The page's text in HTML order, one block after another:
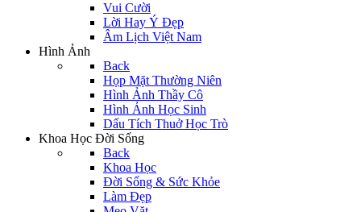
Vui Cười
Lời Hay Ý Đẹp
Âm Lịch Việt Nam
Hình Ảnh
Back
Họp Mặt Thường Niên
Hình Ảnh Thầy Cô
Hình Ảnh Học Sinh
Dấu Tích Thuở Học Trò
Khoa Học Đời Sống
Back
Khoa Học
Đời Sống & Sức Khỏe
Làm Đẹp